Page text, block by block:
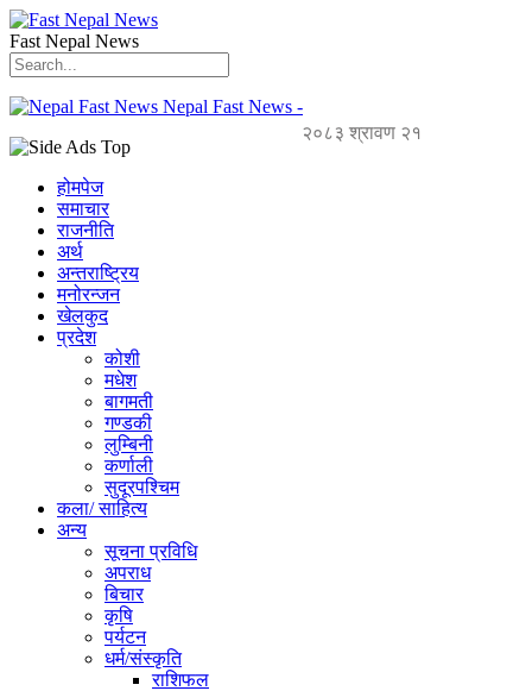
Fast Nepal News
Nepal Fast News -
२०८३ श्रावण २१
होमपेज
समाचार
राजनीति
अर्थ
अन्तराष्ट्रिय
मनोरन्जन
खेलकुद
प्रदेश
कोशी
मधेश
बागमती
गण्डकी
लुम्बिनी
कर्णाली
सुदूरपश्चिम
कला/ साहित्य
अन्य
सूचना प्रविधि
अपराध
बिचार
कृषि
पर्यटन
धर्म/संस्कृति
राशिफल